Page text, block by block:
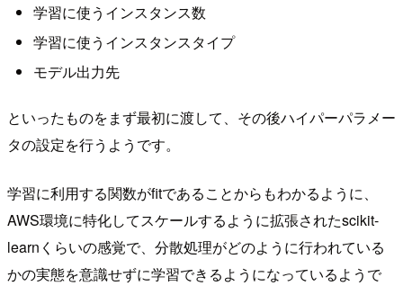
学習に使うインスタンス数
学習に使うインスタンスタイプ
モデル出力先
といったものをまず最初に渡して、その後ハイパーパラメー
タの設定を行うようです。
学習に利用する関数がfitであることからもわかるように、
AWS環境に特化してスケールするように拡張されたscikit-
learnくらいの感覚で、分散処理がどのように行われている
かの実態を意識せずに学習できるようになっているようで